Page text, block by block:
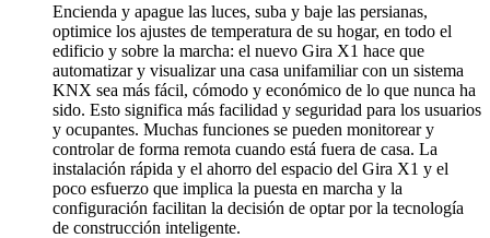
Encienda y apague las luces, suba y baje las persianas,
optimice los ajustes de temperatura de su hogar, en todo el
edificio y sobre la marcha: el nuevo Gira X1 hace que
automatizar y visualizar una casa unifamiliar con un sistema
KNX sea más fácil, cómodo y económico de lo que nunca ha
sido. Esto significa más facilidad y seguridad para los usuarios
y ocupantes. Muchas funciones se pueden monitorear y
controlar de forma remota cuando está fuera de casa. La
instalación rápida y el ahorro del espacio del Gira X1 y el
poco esfuerzo que implica la puesta en marcha y la
configuración facilitan la decisión de optar por la tecnología
de construcción inteligente.